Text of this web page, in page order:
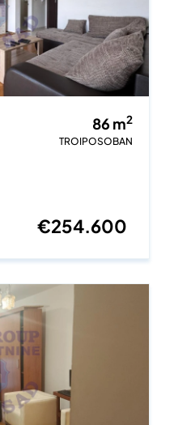
86 m2
TROIPOSOBAN
€254.600